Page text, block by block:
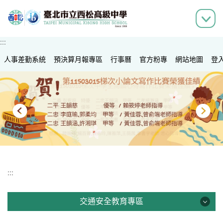
到
容
區
:::
人事差勤系統 預決算月報專區 行事曆 官方粉專 網站地圖 登
:::
交通安全教育專區